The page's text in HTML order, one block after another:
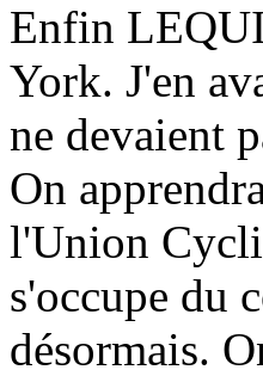
Enfin
York. J'en
ne devaient
On
l'Union
s'occupe du
désormais.